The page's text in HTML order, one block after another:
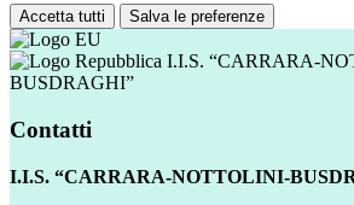
Accetta tutti Salva le preferenze
I.I.S. “CARRARA-
BUSDRAGHI”
Contatti
I.I.S. “CARRARA-NOTTOLINI-